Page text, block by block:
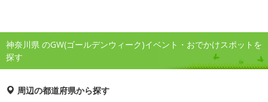
神奈川県 のGW(ゴールデンウィーク)イベント・おでかけスポットを
探す
周辺の都道府県から探す